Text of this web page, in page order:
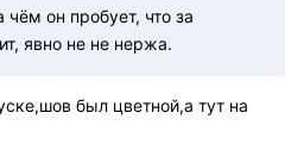
чём он пробует, что за
явно не не нержа.
был цветной,а тут на